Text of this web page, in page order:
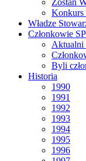
Zostań
Konkurs
Władze
Członkowie
Aktualni
Byli
Historia
1990
1991
1992
1993
1994
1995
1996